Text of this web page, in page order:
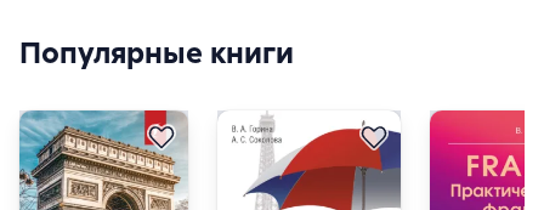
Популярные книги